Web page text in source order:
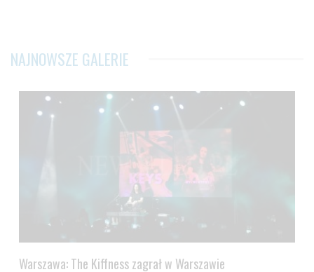
NAJNOWSZE GALERIE
Warszawa: The Kiffness zagrał w Warszawie